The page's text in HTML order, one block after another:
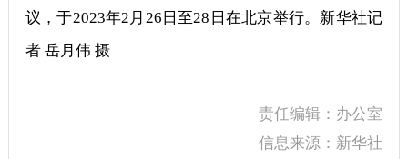
议，于2023年2月26日至28日在北京举行。新华社记
者 岳月伟 摄
责任编辑：办公室
信息来源：新华社